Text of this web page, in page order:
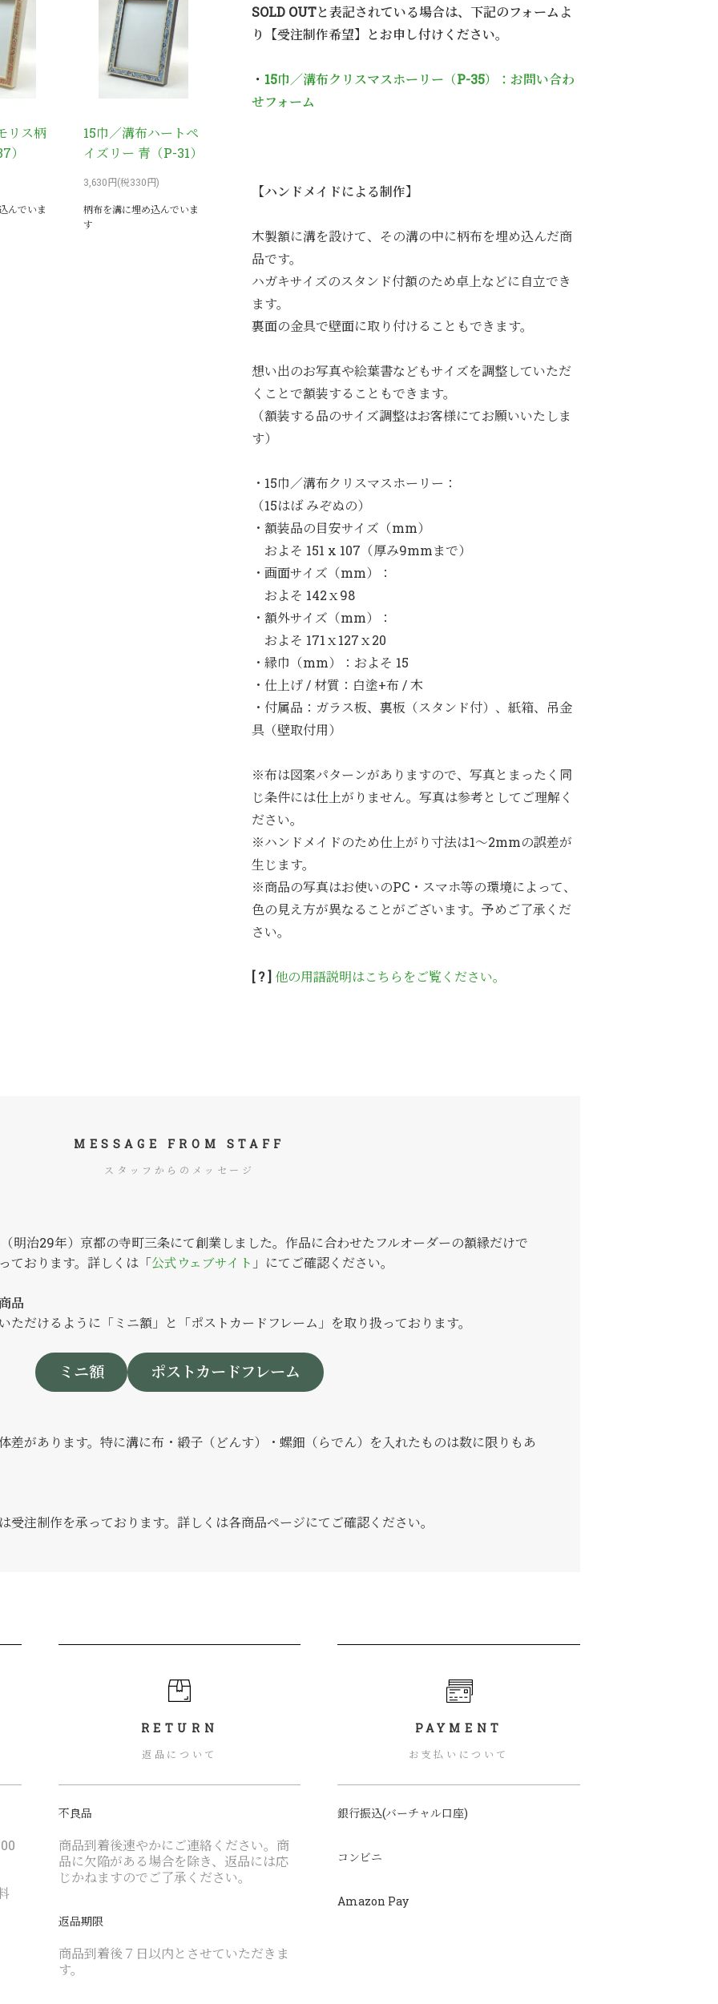
SOLD OUTと表記されている場合は、下記のフォームよ
り【受注制作希望】とお申し付けください。
・ 15巾／溝布クリスマスホーリー（P-35）：お問い合わ
せフォーム
【ハンドメイドによる制作】
木製額に溝を設けて、その溝の中に柄布を埋め込んだ商
品です。
ハガキサイズのスタンド付額のため卓上などに自立でき
ます。
裏面の金具で壁面に取り付けることもできます。
想い出のお写真や絵葉書などもサイズを調整していただ
くことで額装することもできます。
（額装する品のサイズ調整はお客様にてお願いいたしま
す）
・15巾／溝布クリスマスホーリー：
（15はば みぞぬの）
・額装品の目安サイズ（mm）
およそ 151 x 107（厚み9mmまで）
・画面サイズ（mm）：
およそ 142ｘ98
・額外サイズ（mm）：
およそ 171ｘ127ｘ20
・縁巾（mm）：およそ 15
・仕上げ / 材質：白塗+布 / 木
・付属品：ガラス板、裏板（スタンド付）、紙箱、吊金
具（壁取付用）
※布は図案パターンがありますので、写真とまったく同
じ条件には仕上がりません。写真は参考としてご理解く
ださい。
※ハンドメイドのため仕上がり寸法は1～2mmの誤差が
生じます。
※商品の写真はお使いのPC・スマホ等の環境によって、
色の見え方が異なることがございます。予めご了承くだ
さい。
[ ? ] 他の用語説明はこちらをご覧ください。
リス柄
）
んでいま
15巾／溝布ハートペ
イズリー 青（P-31）
3,630円(税330円)
柄布を溝に埋め込んでいま
す
MESSAGE FROM STAFF
スタッフからのメッセージ
明治29年）京都の寺町三条にて創業しました。作品に合わせたフルオーダーの額縁だけで
ております。詳しくは「公式ウェブサイト 」にてご確認ください。
品
ただけるように「ミニ額」と「ポストカードフレーム」を取り扱っております。
ミニ額 ポストカードフレーム
差があります。特に溝に布・緞子（どんす）・螺鈿（らでん）を入れたものは数に限りもあ
受注制作を承っております。詳しくは各商品ページにてご確認ください。
RETURN
返品について
不良品
商品到着後速やかにご連絡ください。商
品に欠陥がある場合を除き、返品には応
じかねますのでご了承ください。
返品期限
商品到着後７日以内とさせていただきま
す。
PAYMENT
お支払いについて
銀行振込(バーチャル口座)
コンビニ
Amazon Pay